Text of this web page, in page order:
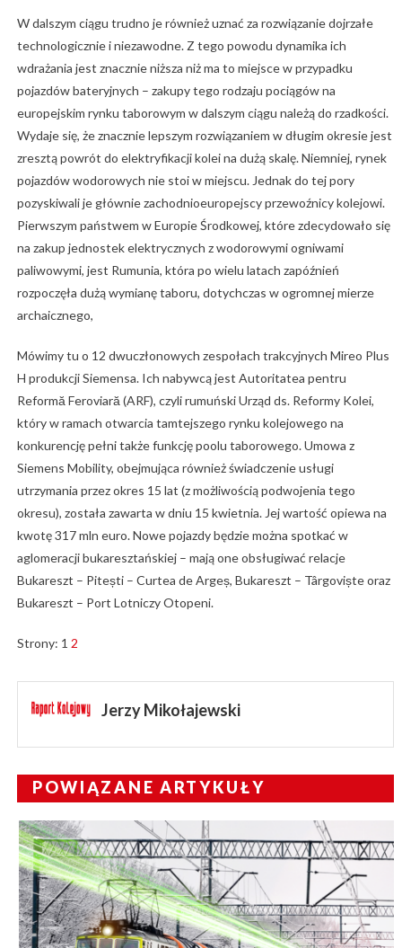
W dalszym ciągu trudno je również uznać za rozwiązanie dojrzałe
technologicznie i niezawodne. Z tego powodu dynamika ich
wdrażania jest znacznie niższa niż ma to miejsce w przypadku
pojazdów bateryjnych – zakupy tego rodzaju pociągów na
europejskim rynku taborowym w dalszym ciągu należą do rzadkości.
Wydaje się, że znacznie lepszym rozwiązaniem w długim okresie jest
zresztą powrót do elektryfikacji kolei na dużą skalę. Niemniej, rynek
pojazdów wodorowych nie stoi w miejscu. Jednak do tej pory
pozyskiwali je głównie zachodnioeuropejscy przewoźnicy kolejowi.
Pierwszym państwem w Europie Środkowej, które zdecydowało się
na zakup jednostek elektrycznych z wodorowymi ogniwami
paliwowymi, jest Rumunia, która po wielu latach zapóźnień
rozpoczęła dużą wymianę taboru, dotychczas w ogromnej mierze
archaicznego,
Mówimy tu o 12 dwuczłonowych zespołach trakcyjnych Mireo Plus
H produkcji Siemensa. Ich nabywcą jest Autoritatea pentru
Reformă Feroviară (ARF), czyli rumuński Urząd ds. Reformy Kolei,
który w ramach otwarcia tamtejszego rynku kolejowego na
konkurencję pełni także funkcję poolu taborowego. Umowa z
Siemens Mobility, obejmująca również świadczenie usługi
utrzymania przez okres 15 lat (z możliwością podwojenia tego
okresu), została zawarta w dniu 15 kwietnia. Jej wartość opiewa na
kwotę 317 mln euro. Nowe pojazdy będzie można spotkać w
aglomeracji bukaresztańskiej – mają one obsługiwać relacje
Bukareszt – Pitești – Curtea de Argeș, Bukareszt – Târgoviște oraz
Bukareszt – Port Lotniczy Otopeni.
Strony: 1 2
Jerzy Mikołajewski
POWIĄZANE ARTYKUŁY